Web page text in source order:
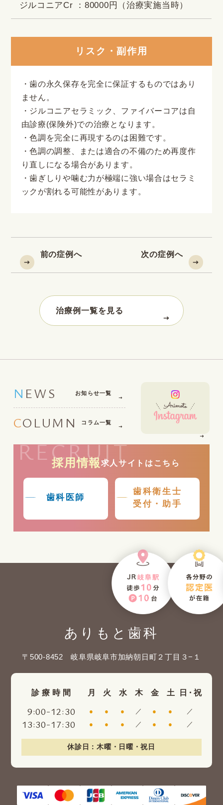
ジルコニアCr ：80000円（治療実施当時）
リスク・副作用
・歯の永久保存を完全に保証するものではあり
ません。
・ジルコニアセラミック、ファイバーコアは自
由診療(保険外)での治療となります。
・色調を完全に再現するのは困難です。
・色調の調整、または適合の不備のため再度作
り直しになる場合があります。
・歯ぎしりや噛む力が極端に強い場合はセラミ
ックが割れる可能性があります。
前の症例へ 次の症例へ
治療例一覧を見る
NEWS お知らせ一覧
COLUMN コラム一覧
RECRUIT
採用情報 求人サイトはこちら
歯科医師
歯科衛生士
受付・助手
ありもと歯科
〒500-8452 岐阜県岐阜市加納朝日町２丁目３−１
休診日：木曜・日曜・祝日
診療時間 月 火 水 木 金 土 日・祝
9:00-12:30 ● ● ● ／ ● ● ／
13:30-17:30 ● ● ● ／ ● ● ／